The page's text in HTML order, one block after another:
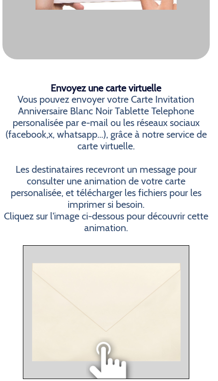
Envoyez une carte virtuelle
Vous pouvez envoyer votre Carte Invitation
Anniversaire Blanc Noir Tablette Telephone
personalisée par e-mail ou les réseaux sociaux
(facebook,x, whatsapp...), grâce à notre service de
carte virtuelle.
Les destinataires recevront un message pour
consulter une animation de votre carte
personalisée, et télécharger les fichiers pour les
imprimer si besoin.
Cliquez sur l'image ci-dessous pour découvrir cette
animation.